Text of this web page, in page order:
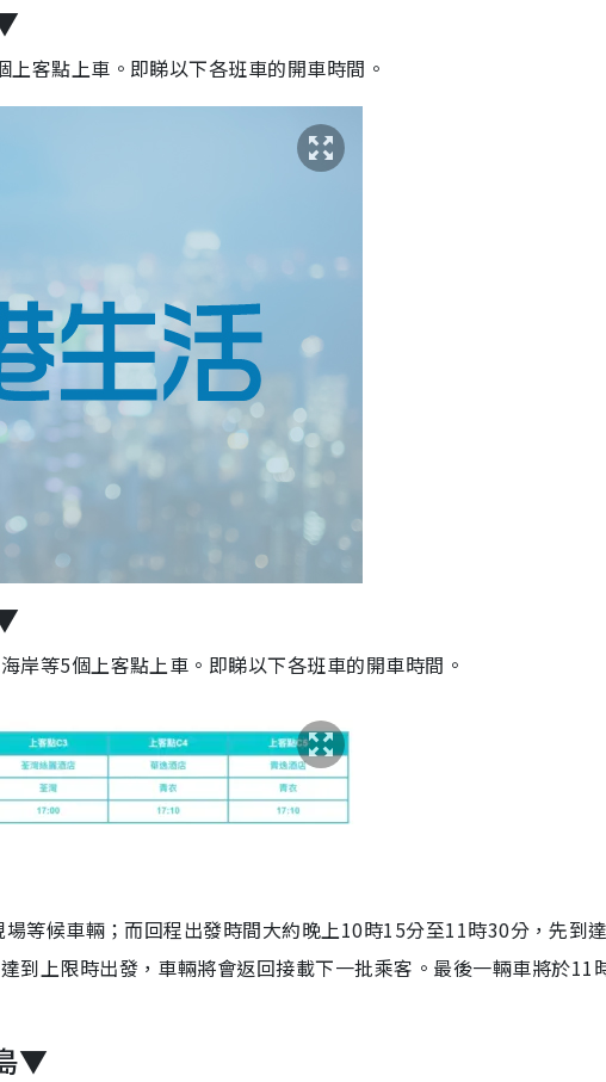
客點上車。即睇以下各班車的開車時間。
岸等5個上客點上車。即睇以下各班車的開車時間。
等候車輛；而回程出發時間大約晚上10時15分至11時30分，先到
到上限時出發，車輛將會返回接載下一批乘客。最後一輛車將於11
▼